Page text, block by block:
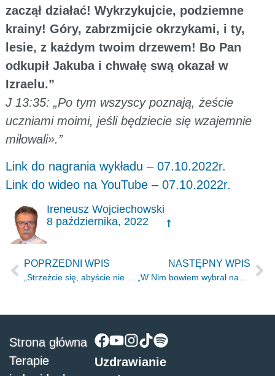
zaczął działać! Wykrzykujcie, podziemne
krainy! Góry, zabrzmijcie okrzykami, i ty,
lesie, z każdym twoim drzewem! Bo Pan
odkupił Jakuba i chwałę swą okazał w
Izraelu.”
J 13:35: „Po tym wszyscy poznają, żeście
uczniami moimi, jeśli będziecie się wzajemnie
miłowali».”
Link do nagrania wykładu – 07.10.2022r.
Link do wideo na YouTube – 07.10.2022r.
Ireneusz Wojciechowski
8 października, 2022
POPRZEDNI WPIS NASTĘPNY WPIS
Uzdrawianie
Strona główna
Terapie